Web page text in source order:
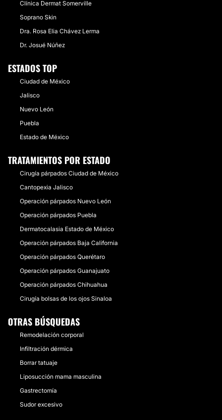
Clínica Dermat Somerville
Soprano Skin
Dra. Rosa Elia Chávez Lerma
Dr. Josué Núñez
ESTADOS TOP
Ciudad de México
Jalisco
Nuevo León
Puebla
Estado de México
TRATAMIENTOS POR ESTADO
Cirugía párpados Ciudad de México
Cantopexia Jalisco
Operación párpados Nuevo León
Operación párpados Puebla
Dermatocalasia Estado de México
Operación párpados Baja California
Operación párpados Querétaro
Operación párpados Guanajuato
Operación párpados Chihuahua
Cirugía bolsas de los ojos Sinaloa
OTRAS BÚSQUEDAS
Remodelación corporal
Infiltración dérmica
Borrar tatuaje
Liposucción mama masculina
Gastrectomía
Sudor excesivo